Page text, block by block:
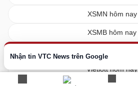
Nhận tin VTC News trên Google
XSMN hôm nay
XSMB hôm nay
Vietlott hôm nay